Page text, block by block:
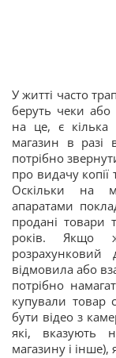
У житті часто
беруть чеки або
на це, є кілька
магазин в разі
потрібно
про видачу копії
Оскільки на
апаратами
продані товари
років. Якщо
розрахунковий
відмовила або
потрібно
купували товар
бути відео з
які, вказують
магазину і інше),